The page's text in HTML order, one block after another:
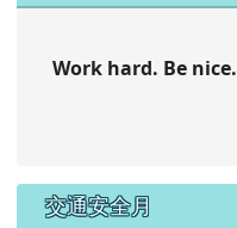
Work hard. Be nice.
交通安全月